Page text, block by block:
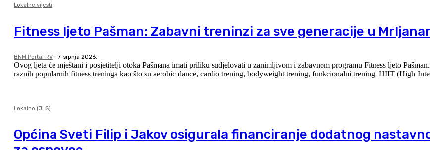
Lokalne vijesti
Fitness ljeto Pašman: Zabavni treninzi za sve generacije u
BNM Portal RV - 7. srpnja 2026.
Ovog ljeta će mještani i posjetitelji otoka Pašmana imati priliku sudjelovati u zanimljivom i zabavnom programu Fitness ljeto Pašman. Radi se o kombinaciji
raznih popularnih fitness treninga kao što su aerobic dance, cardio trening, bodyweight trening, funkcionalni trening, HIIT (High-
Lokalno (JLS)
Općina Sveti Filip i Jakov osigurala financiranje dodatnog